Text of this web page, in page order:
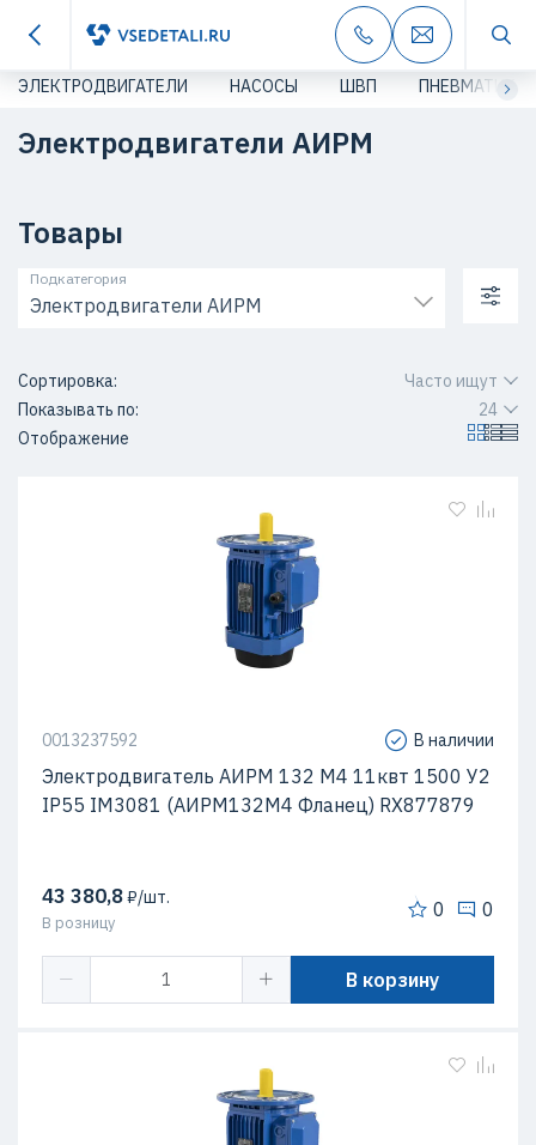
ЭЛЕКТРОДВИГАТЕЛИ НАСОСЫ ШВП ПНЕВМАТИКА
Электродвигатели АИРМ
Товары
Электродвигатели АИРМ
Подкатегория
Сортировка:
Часто ищут
Показывать по:
24
Отображение
0013237592 В наличии
Электродвигатель АИРМ 132 М4 11квт 1500 У2
IP55 IM3081 (АИРМ132М4 Фланец) RX877879
43 380,8₽/шт.
В розницу
0 0
В корзину